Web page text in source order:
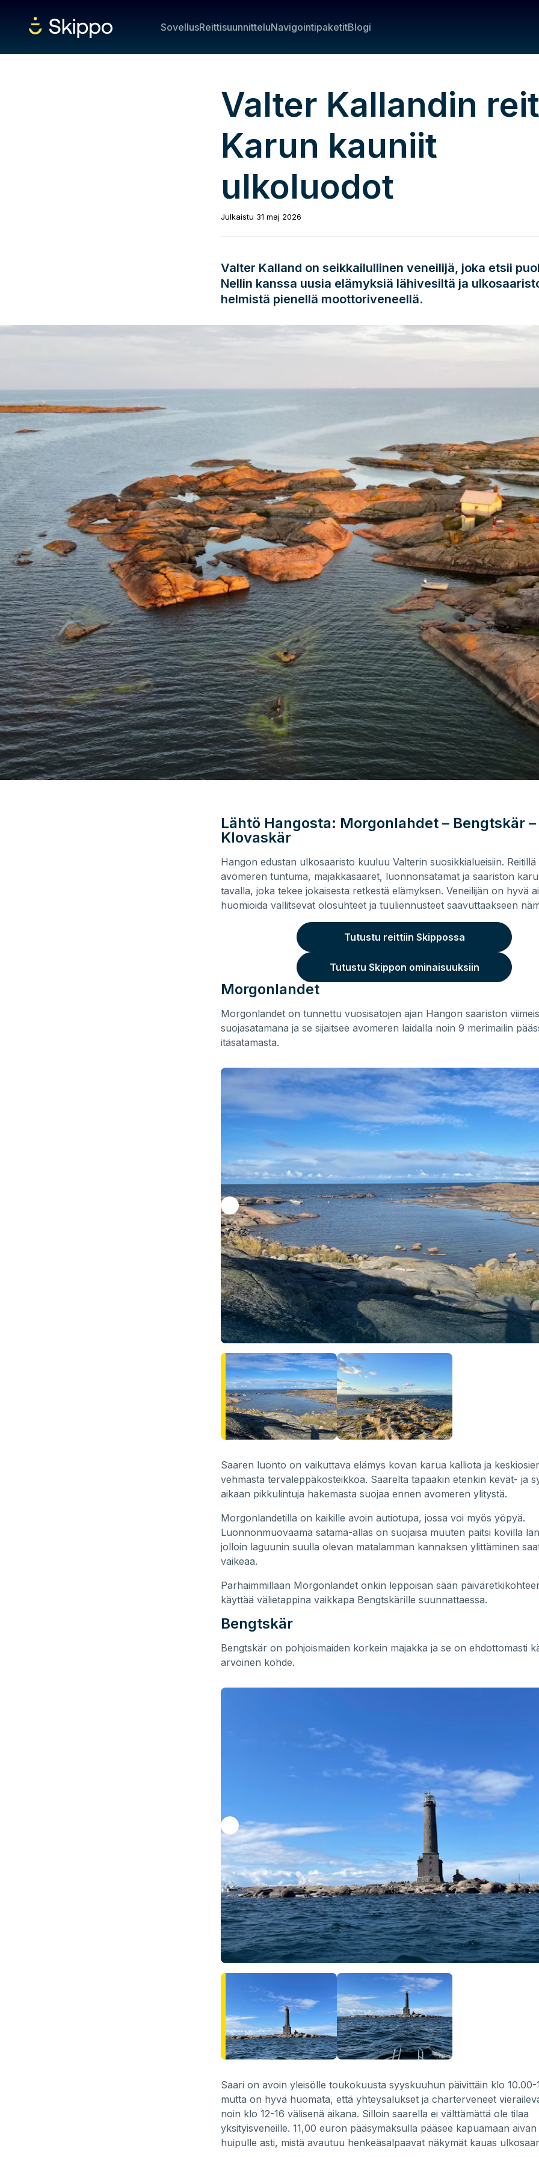
SovellusReittisuunnitteluNavigointipaketitBlogi
Valter Kallandin
Karun kauniit
ulkoluodot
Julkaistu 31 maj 2026
Valter Kalland on seikkailullinen veneilijä, joka etsii
Nellin kanssa uusia elämyksiä lähivesiltä ja
helmistä pienellä moottoriveneellä.
Lähtö Hangosta: Morgonlahdet – Bengtskär –
Klovaskär
Hangon edustan ulkosaaristo kuuluu Valterin suosikkialueisiin.
avomeren tuntuma, majakkasaaret, luonnonsatamat ja saariston
tavalla, joka tekee jokaisesta retkestä elämyksen. Veneilijän on hyvä
huomioida vallitsevat olosuhteet ja tuuliennusteet saavuttaakseen
Tutustu reittiin Skippossa
Tutustu Skippon ominaisuuksiin
Morgonlandet
Morgonlandet on tunnettu vuosisatojen ajan Hangon saariston
suojasatamana ja se sijaitsee avomeren laidalla noin 9 merimailin
itäsatamasta.
Saaren luonto on vaikuttava elämys kovan karua kalliota ja
vehmasta tervaleppäkosteikkoa. Saarelta tapaakin etenkin kevät- ja
aikaan pikkulintuja hakemasta suojaa ennen avomeren ylitystä.
Morgonlandetilla on kaikille avoin autiotupa, jossa voi myös yöpyä.
Luonnonmuovaama satama-allas on suojaisa muuten paitsi kovilla
jolloin laguunin suulla olevan matalamman kannaksen ylittäminen
vaikeaa.
Parhaimmillaan Morgonlandet onkin leppoisan sään
käyttää välietappina vaikkapa Bengtskärille suunnattaessa.
Bengtskär
Bengtskär on pohjoismaiden korkein majakka ja se on ehdottomasti
arvoinen kohde.
Saari on avoin yleisölle toukokuusta syyskuuhun päivittäin klo 10.00-
mutta on hyvä huomata, että yhteysalukset ja charterveneet
noin klo 12-16 välisenä aikana. Silloin saarella ei välttämättä ole tilaa
yksityisveneille. 11,00 euron pääsymaksulla pääsee kapuamaan
huipulle asti, mistä avautuu henkeäsalpaavat näkymät kauas